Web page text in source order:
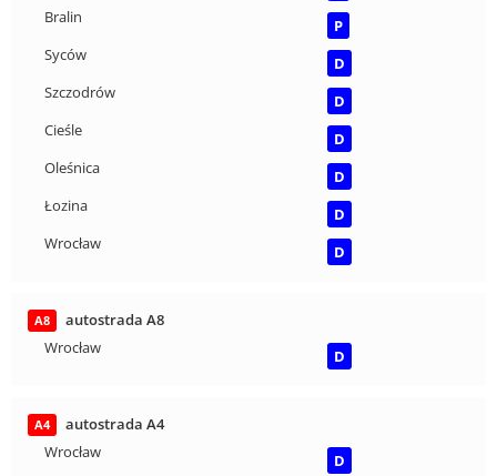
Bralin
P
Syców
D
Szczodrów
D
Cieśle
D
Oleśnica
D
Łozina
D
Wrocław
D
A8
autostrada A8
Wrocław
D
A4
autostrada A4
Wrocław
D